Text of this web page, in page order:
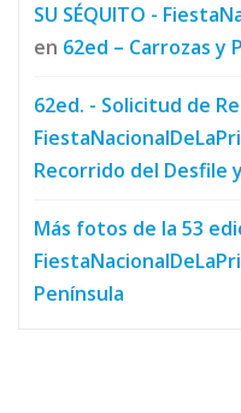
SU SÉQUITO -
en 62ed – Carrozas y
62ed. - Solicitud de
Recorrido del Desfile
Más fotos de la 53
Península